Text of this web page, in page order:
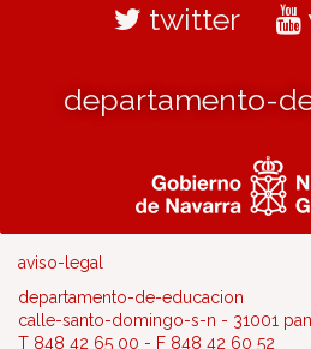
twitter
departamento-
aviso-legal
departamento-de-educacion
calle-santo-domingo-s-n - 31001
T 848 42 65 00 - F 848 42 60 52